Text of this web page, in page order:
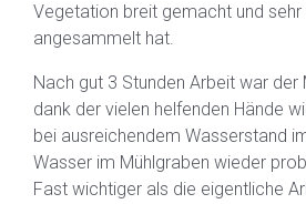
Vegetation breit gemacht und sehr
angesammelt hat.
Nach gut 3 Stunden Arbeit war der
dank der vielen helfenden Hände
bei ausreichendem Wasserstand
Wasser im Mühlgraben wieder
Fast wichtiger als die eigentliche